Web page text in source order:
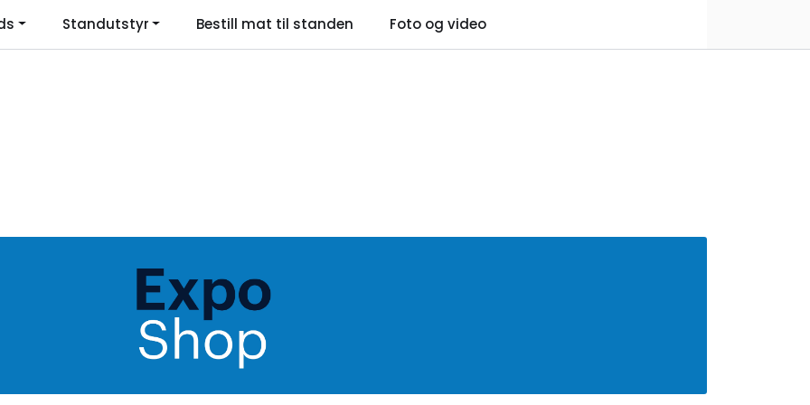
Language Praktisk informasjon
Standutstyr Bestill mat til standen Foto og video